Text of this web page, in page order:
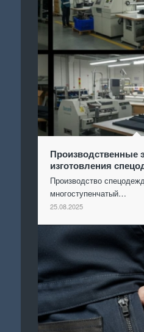
Производственные
изготовления
Производство
многоступенчатый…
25.08.2025